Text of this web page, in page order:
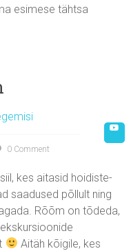
esimese tähtsa
0 Comment
kes aitasid hoidiste-
saadused põllult ning
Rõõm on tõdeda,
Aitäh kõigile, kes